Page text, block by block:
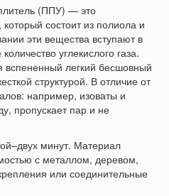
(ППУ) — это
состоит из полиола и
эти вещества вступают в
углекислого газа.
вспененный легкий бесшовный
структурой. В отличие от
например, изоваты и
пропускает пар и не
минут. Материал
с металлом, деревом,
или соединительные